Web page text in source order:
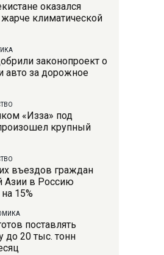
оказался
жарче климатической
законопроект о
авто за дорожное
«Изза» под
крупный
въездов граждан
Азии в Россию
15%
поставлять
до 20 тыс. тонн